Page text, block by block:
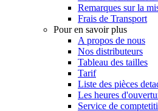
Remarques sur la
Frais de Transport
Pour en savoir plus
A propos de nous
Nos distributeurs
Tableau des tailles
Tarif
Liste des pièces
Les heures
Service de